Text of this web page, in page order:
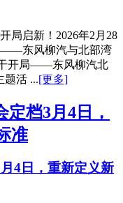
局启新！2026年2月28
——东风柳汽与北部湾
开局——东风柳汽北
题活 ...[更多]
4日，重新定义新